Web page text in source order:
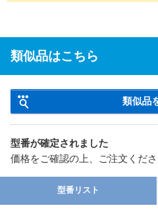
類似品はこちら
類似品
型番が確定されました
価格をご確認の上、ご注文くだ
型番リスト